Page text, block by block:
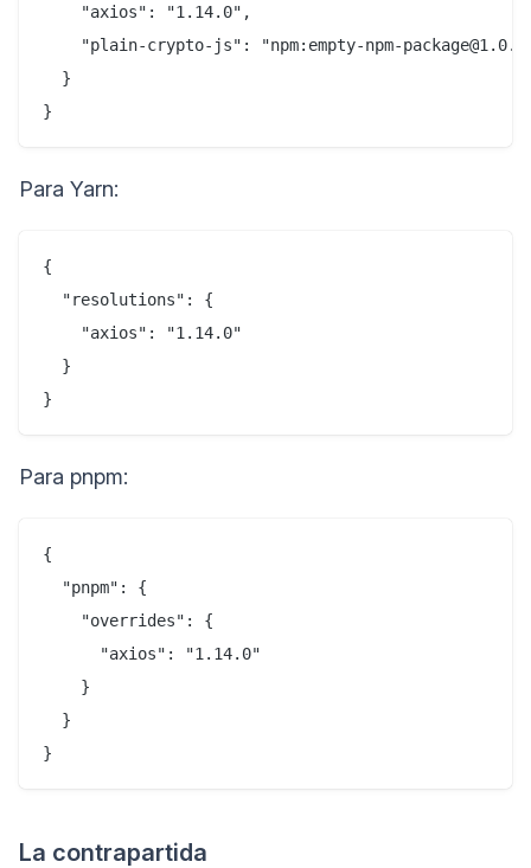
    "axios": "1.14.0",
"plain-crypto-js": "npm:empty-npm-
  }
Para Yarn:
{
  "resolutions": {
    "axios": "1.14.0"
  }
Para pnpm:
{
  "pnpm": {
    "overrides": {
      "axios": "1.14.0"
    }
  }
La contrapartida